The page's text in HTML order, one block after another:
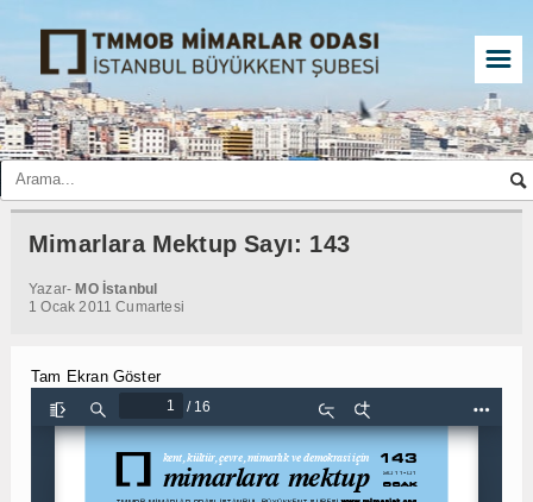
☰
Mimarlara Mektup Sayı: 143
Yazar- MO İstanbul
1 Ocak 2011 Cumartesi
Tam Ekran Göster